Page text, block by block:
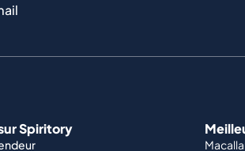
Spiritory